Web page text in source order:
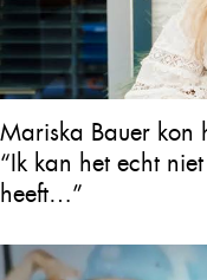
Mariska Bauer kon
“Ik kan het echt
heeft…”